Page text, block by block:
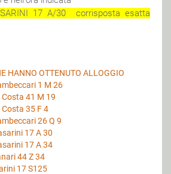
17 A/30 corrisposta esatta
HANNO OTTENUTO ALLOGGIO
1 M 26
41 M 19
35 F 4
26 Q 9
17 A 30
17 A 34
44 Z 34
17 S125